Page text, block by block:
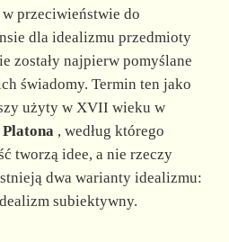
przeciwieństwie do
dla idealizmu przedmioty
zostały najpierw pomyślane
świadomy. Termin ten jako
użyty w XVII wieku w
Platona , według którego
tworzą idee, a nie rzeczy
dwa warianty idealizmu:
subiektywny.